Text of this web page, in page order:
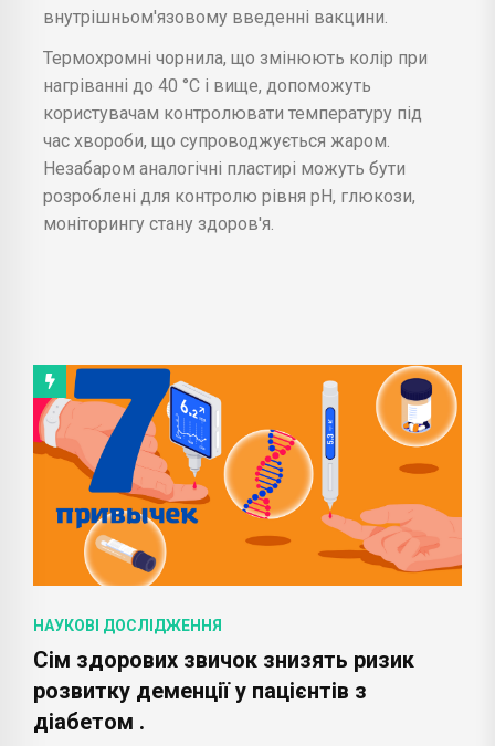
внутрішньом'язовому введенні вакцини.
Термохромні чорнила, що змінюють колір при
нагріванні до 40 °C і вище, допоможуть
користувачам контролювати температуру під
час хвороби, що супроводжується жаром.
Незабаром аналогічні пластирі можуть бути
розроблені для контролю рівня рН, глюкози,
моніторингу стану здоров'я.
НАУКОВІ ДОСЛІДЖЕННЯ
Сім здорових звичок знизять ризик
розвитку деменції у пацієнтів з
діабетом .